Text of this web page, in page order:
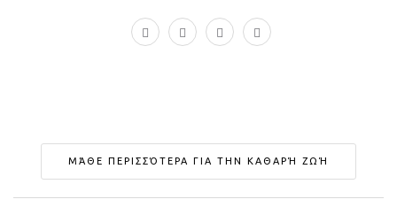
ΜΆΘΕ ΠΕΡΙΣΣΌΤΕΡΑ ΓΙΑ ΤΗΝ ΚΑΘΑΡΉ ΖΩΉ